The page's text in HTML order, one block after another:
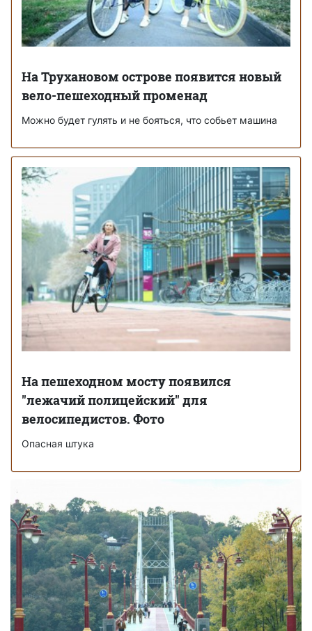
На Трухановом острове появится новый
вело-пешеходный променад
Можно будет гулять и не бояться, что собьет машина
На пешеходном мосту появился
"лежачий полицейский" для
велосипедистов. Фото
Опасная штука